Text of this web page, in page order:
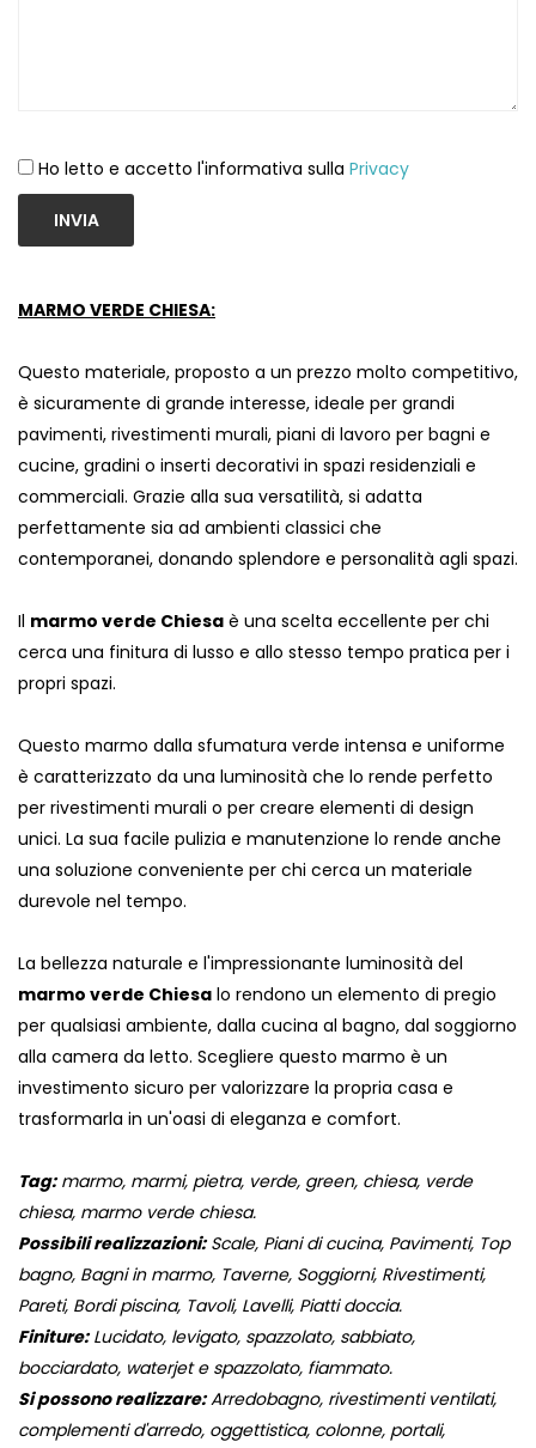
Ho letto e accetto l'informativa sulla Privacy
INVIA
MARMO VERDE CHIESA:
Questo materiale, proposto a un prezzo molto competitivo,
è sicuramente di grande interesse, ideale per grandi
pavimenti, rivestimenti murali, piani di lavoro per bagni e
cucine, gradini o inserti decorativi in ​​spazi residenziali e
commerciali. Grazie alla sua versatilità, si adatta
perfettamente sia ad ambienti classici che
contemporanei, donando splendore e personalità agli spazi.
Il marmo verde Chiesa è una scelta eccellente per chi
cerca una finitura di lusso e allo stesso tempo pratica per i
propri spazi.
Questo marmo dalla sfumatura verde intensa e uniforme
è caratterizzato da una luminosità che lo rende perfetto
per rivestimenti murali o per creare elementi di design
unici. La sua facile pulizia e manutenzione lo rende anche
una soluzione conveniente per chi cerca un materiale
durevole nel tempo.
La bellezza naturale e l'impressionante luminosità del
marmo verde Chiesa lo rendono un elemento di pregio
per qualsiasi ambiente, dalla cucina al bagno, dal soggiorno
alla camera da letto. Scegliere questo marmo è un
investimento sicuro per valorizzare la propria casa e
trasformarla in un'oasi di eleganza e comfort.
Tag:marmo, marmi, pietra, verde, green, chiesa, verde
chiesa, marmo verde chiesa.
Possibili realizzazioni:Scale, Piani di cucina, Pavimenti, Top
bagno, Bagni in marmo, Taverne, Soggiorni, Rivestimenti,
Pareti, Bordi piscina, Tavoli, Lavelli, Piatti doccia.
Finiture:Lucidato, levigato, spazzolato, sabbiato,
bocciardato, waterjet e spazzolato, fiammato.
Si possono realizzare:Arredobagno, rivestimenti ventilati,
complementi d'arredo, oggettistica, colonne, portali,